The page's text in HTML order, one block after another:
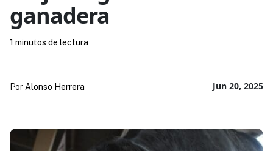
ganadera
Jun 20, 2025
Por Alonso Herrera
1 minutos de lectura